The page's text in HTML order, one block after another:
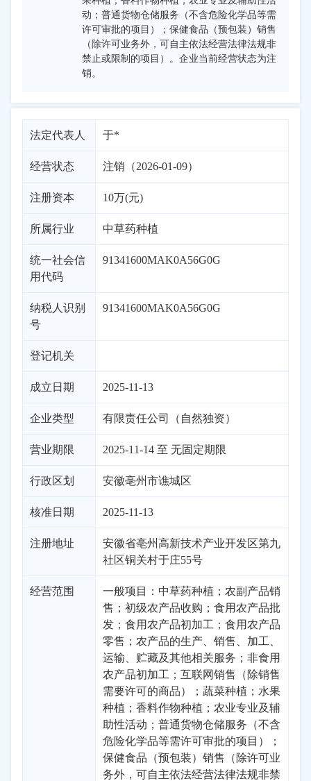
动；普通货物仓储服务（不含危险化学品等需
许可审批的项目）；保健食品（预包装）销售
（除许可业务外，可自主依法经营法律法规非
禁止或限制的项目）。企业当前经营状态为注
销。
法定代表人 于*
经营状态 注销（2026-01-09）
注册资本 10万(元)
所属行业 中草药种植
统一社会信
用代码
91341600MAK0A56G0G
纳税人识别
号
91341600MAK0A56G0G
登记机关
成立日期 2025-11-13
企业类型 有限责任公司（自然独资）
营业期限 2025-11-14 至 无固定期限
行政区划 安徽亳州市谯城区
核准日期 2025-11-13
注册地址
安徽省亳州高新技术产业开发区第九
社区铜关村于庄55号
经营范围
一般项目：中草药种植；农副产品销
售；初级农产品收购；食用农产品批
发；食用农产品初加工；食用农产品
零售；农产品的生产、销售、加工、
运输、贮藏及其他相关服务；非食用
农产品初加工；互联网销售（除销售
需要许可的商品）；蔬菜种植；水果
种植；香料作物种植；农业专业及辅
助性活动；普通货物仓储服务（不含
危险化学品等需许可审批的项目）；
保健食品（预包装）销售（除许可业
务外，可自主依法经营法律法规非禁